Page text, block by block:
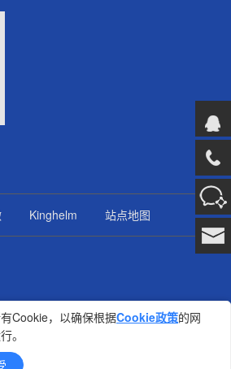
Kinghelm 站点地图
有Cookie，以确保根据Cookie政策的网
。